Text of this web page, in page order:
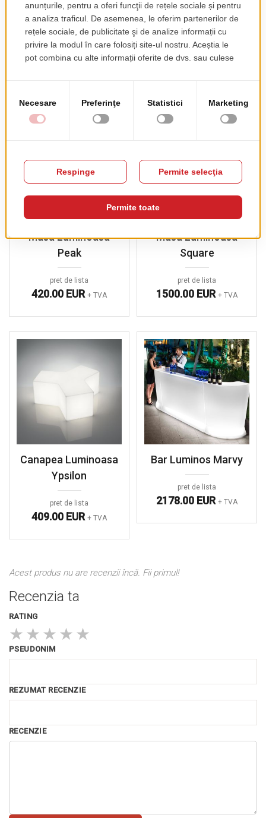
425.00 EUR + TVA pret de lista
185.00 EUR+ TVA
Masa Luminoasa
Peak
pret de lista
420.00 EUR + TVA
Masa Luminoasa
Square
pret de lista
1500.00 EUR + TVA
Canapea Luminoasa
Ypsilon
pret de lista
409.00 EUR + TVA
Bar Luminos Marvy
pret de lista
2178.00 EUR + TVA
Acest produs nu are recenzii încă. Fii primul!
Recenzia ta
RATING
★ ★ ★ ★ ★
PSEUDONIM
REZUMAT RECENZIE
RECENZIE